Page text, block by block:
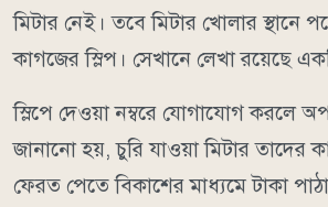
মিটার নেই। তবে মিটার খোলার স্থানে
কাগজের স্লিপ। সেখানে লেখা রয়েছে
স্লিপে দেওয়া নম্বরে যোগাযোগ করলে
জানানো হয়, চুরি যাওয়া মিটার তাদের
ফেরত পেতে বিকাশের মাধ্যমে টাকা